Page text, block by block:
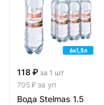
118 ₽ за 1 шт
705 ₽ за уп
Вода Stelmas 1.5